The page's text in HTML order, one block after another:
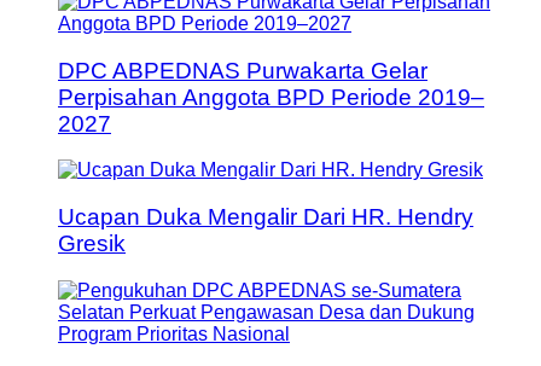
DPC ABPEDNAS Purwakarta Gelar
Perpisahan Anggota BPD Periode 2019–
2027
Ucapan Duka Mengalir Dari HR. Hendry
Gresik